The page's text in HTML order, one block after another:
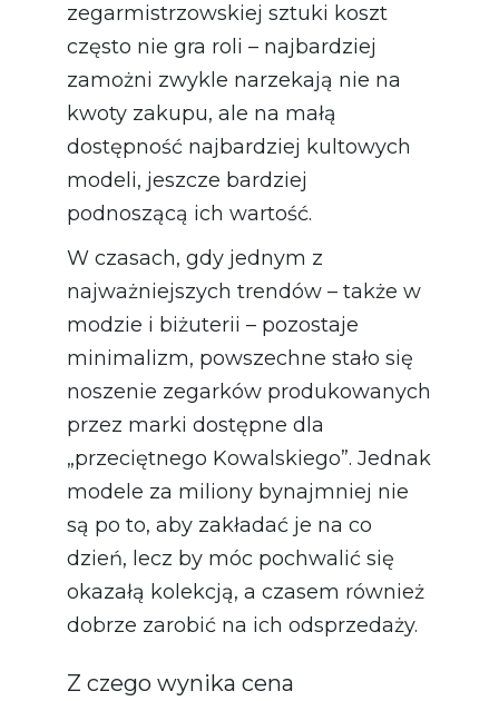
zegarmistrzowskiej sztuki koszt
często nie gra roli – najbardziej
zamożni zwykle narzekają nie na
kwoty zakupu, ale na małą
dostępność najbardziej kultowych
modeli, jeszcze bardziej
podnoszącą ich wartość.
W czasach, gdy jednym z
najważniejszych trendów – także w
modzie i biżuterii – pozostaje
minimalizm, powszechne stało się
noszenie zegarków produkowanych
przez marki dostępne dla
„przeciętnego Kowalskiego”. Jednak
modele za miliony bynajmniej nie
są po to, aby zakładać je na co
dzień, lecz by móc pochwalić się
okazałą kolekcją, a czasem również
dobrze zarobić na ich odsprzedaży.
Z czego wynika cena